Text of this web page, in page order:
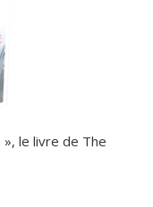
», le livre de The